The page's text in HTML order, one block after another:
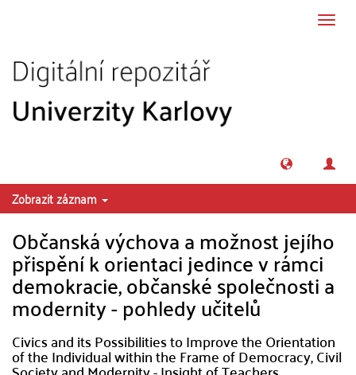
Zobrazit záznam
Občanská výchova a možnost jejího
přispění k orientaci jedince v rámci
demokracie, občanské společnosti a
modernity - pohledy učitelů
Civics and its Possibilities to Improve the Orientation
of the Individual within the Frame of Democracy, Civil